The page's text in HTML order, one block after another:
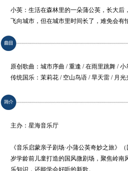
小英：生活在森林里的一朵蒲公英，长大
飞向城市，但在城市里时间长了，难免会
坚强，还教会了她许多音乐小知识。
丁洋 / 肖汇颖 饰 阿布 / 古筝演奏
原创歌曲：城市序曲 / 重逢 / 在雨里跳舞 / 小
传统国乐：茉莉花 / 空山鸟语 / 旱天雷 / 月光
主办：星海音乐厅
《音乐启蒙亲子剧场·小蒲公英奇妙之旅》
岁学龄前儿童打造的国风微剧场，聚焦岭南
乐知识，还能学会好听的新歌。